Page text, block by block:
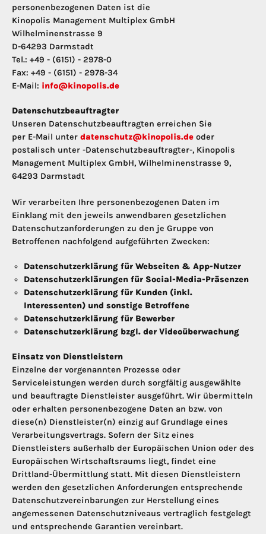
personenbezogenen Daten ist die
Kinopolis Management Multiplex GmbH
Wilhelminenstrasse 9
D-64293 Darmstadt
Tel.: +49 - (6151) - 2978-0
Fax: +49 - (6151) - 2978-34
E-Mail: info@kinopolis.de
Datenschutzbeauftragter
Unseren Datenschutzbeauftragten erreichen Sie
per E-Mail unter datenschutz@kinopolis.de oder
postalisch unter -Datenschutzbeauftragter-, Kinopolis
Management Multiplex GmbH, Wilhelminenstrasse 9,
64293 Darmstadt
Wir verarbeiten Ihre personenbezogenen Daten im
Einklang mit den jeweils anwendbaren gesetzlichen
Datenschutzanforderungen zu den je Gruppe von
Betroffenen nachfolgend aufgeführten Zwecken:
Datenschutzerklärung für Webseiten & App-Nutzer
Datenschutzerklärungen für Social-Media-Präsenzen
Datenschutzerklärung für Kunden (inkl.
Interessenten) und sonstige Betroffene
Datenschutzerklärung für Bewerber
Datenschutzerklärung bzgl. der Videoüberwachung
Einsatz von Dienstleistern
Einzelne der vorgenannten Prozesse oder
Serviceleistungen werden durch sorgfältig ausgewählte
und beauftragte Dienstleister ausgeführt. Wir übermitteln
oder erhalten personenbezogene Daten an bzw. von
diese(n) Dienstleister(n) einzig auf Grundlage eines
Verarbeitungsvertrags. Sofern der Sitz eines
Dienstleisters außerhalb der Europäischen Union oder des
Europäischen Wirtschaftsraums liegt, findet eine
Drittland-Übermittlung statt. Mit diesen Dienstleistern
werden den gesetzlichen Anforderungen entsprechende
Datenschutzvereinbarungen zur Herstellung eines
angemessenen Datenschutzniveaus vertraglich festgelegt
und entsprechende Garantien vereinbart.